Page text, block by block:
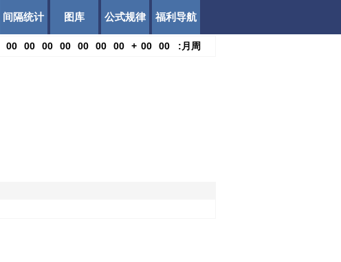
间隔统计 图库 公式规律 福利导航
00 00 00 00 00 00 00 + 00 00 : 月 周